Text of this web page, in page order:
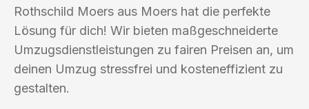
Rothschild Moers aus Moers hat die perfekte
Lösung für dich! Wir bieten maßgeschneiderte
Umzugsdienstleistungen zu fairen Preisen an, um
deinen Umzug stressfrei und kosteneffizient zu
gestalten.